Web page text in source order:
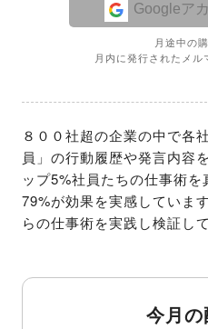
Googleア
月途中の
月内に発行されたメ
８００社超の企業の中で各
員」の行動履歴や発言内容
ップ5%社員たちの仕事術
79%が効果を実感していま
らの仕事術を実践し検証し
今月